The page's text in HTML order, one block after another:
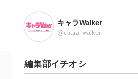
キャラWalker
@chara_walker_
編集部イチオシ